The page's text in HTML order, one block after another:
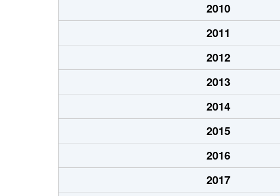
2010
2011
2012
2013
2014
2015
2016
2017